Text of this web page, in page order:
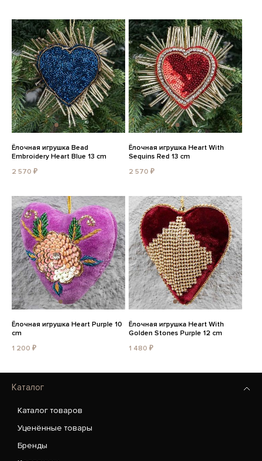
Ёлочная игрушка Bead
Embroidery Heart Blue 13 cm
2 570 ₽
Ёлочная игрушка Heart With
Sequins Red 13 cm
2 570 ₽
Ёлочная игрушка Heart Purple 10
cm
1 200 ₽
Ёлочная игрушка Heart With
Golden Stones Purple 12 cm
1 480 ₽
Каталог
Каталог товаров
Уценённые товары
Бренды